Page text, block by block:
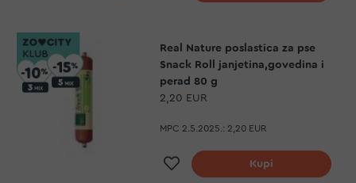
Real Nature poslastica za pse
Snack Roll janjetina,govedina i
perad 80 g
2,20 EUR
MPC 2.5.2025.: 2,20 EUR
Dodaj na listu želja
Kupi